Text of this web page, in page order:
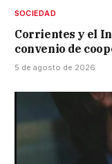
SOCIEDAD
Corrientes y el
convenio de
5 de agosto de 2026